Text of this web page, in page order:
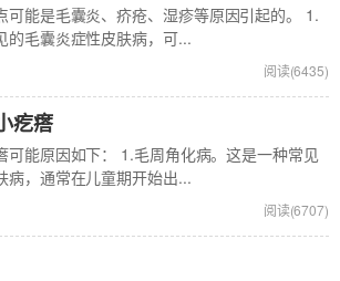
能是毛囊炎、疥疮、湿疹等原因引起的。 1.
的毛囊炎症性皮肤病，可...
阅读(6435)
疙瘩
毛周角化病。这是一种常见
病，通常在儿童期开始出...
阅读(6707)